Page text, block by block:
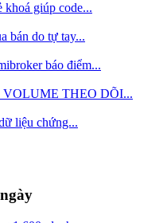
khoá giúp code...
bán do tự tay...
báo điểm...
THEO DÕI...
liệu chứng...